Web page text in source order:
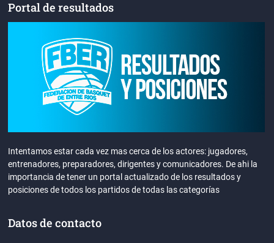
Portal de resultados
Intentamos estar cada vez mas cerca de los actores: jugadores,
entrenadores, preparadores, dirigentes y comunicadores. De ahi la
importancia de tener un portal actualizado de los resultados y
posiciones de todos los partidos de todas las categorías
Datos de contacto